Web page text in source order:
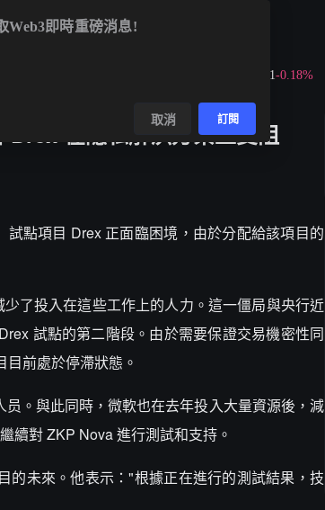
-0.18%
Drex 在隱私解決方案上受阻
點項目 Drex 正面臨困境，由於分配給該項目的
了投入在這些工作上的人力。這一僵局與央行近
試點的第二階段。由於需要保證交易機密性同
前處於停滯狀態。
。與此同時，微軟也在去年投入大量資源後，減
續對 ZKP Nova 進行測試和支持。
的未來。他表示："根據正在進行的測試結果，技
Web3即時重磅消息!
取消 訂閱